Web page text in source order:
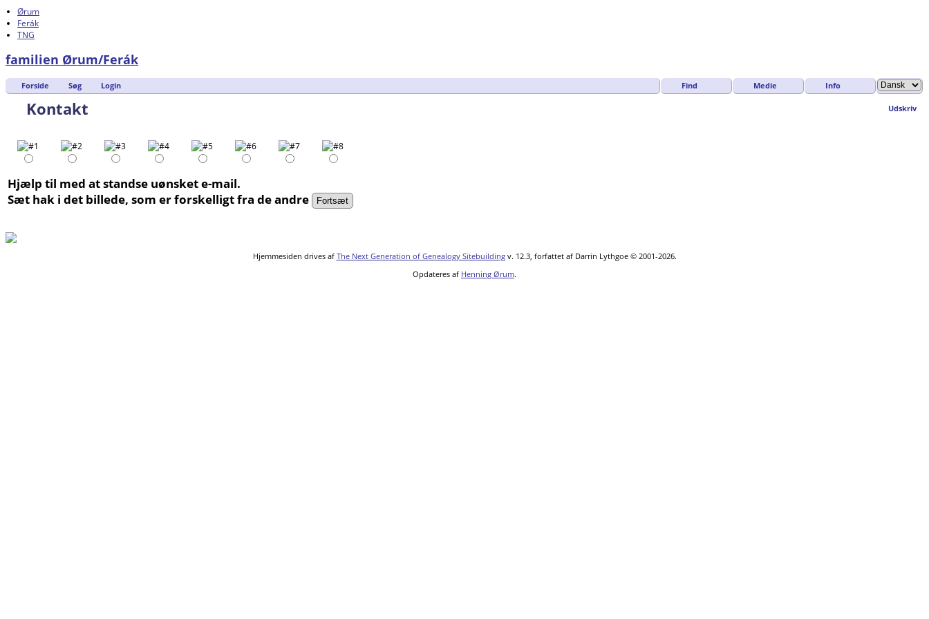
Ørum
Ferák
TNG
familien Ørum/Ferák
Forside Søg Login Find Medie Info
Udskriv
Kontakt
Hjælp til med at standse uønsket e-mail.
Sæt hak i det billede, som er forskelligt fra de andre
Hjemmesiden drives af The Next Generation of Genealogy Sitebuildingv. 12.3, forfattet af Darrin Lythgoe © 2001-2026.
Opdateres af Henning Ørum.